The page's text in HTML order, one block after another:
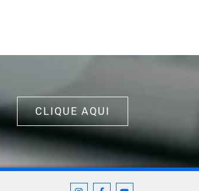
CLIQUE AQUI